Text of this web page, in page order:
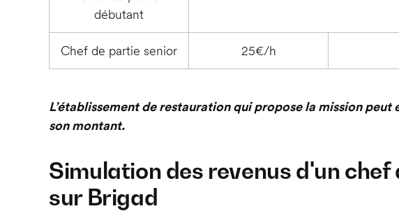
débutant
Chef de partie senior 25€/h
L’établissement de restauration qui propose la mission peut
son montant.
Simulation des revenus d'un
sur Brigad